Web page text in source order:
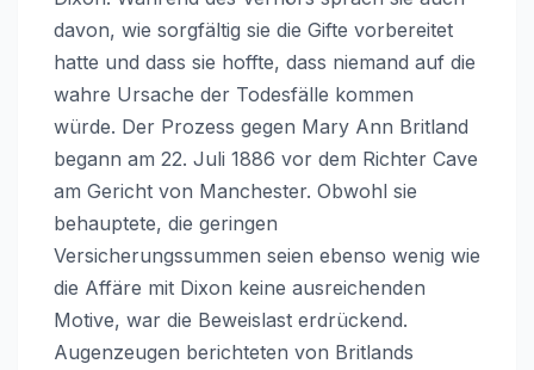
davon, wie sorgfältig sie die Gifte vorbereitet
hatte und dass sie hoffte, dass niemand auf die
wahre Ursache der Todesfälle kommen
würde. Der Prozess gegen Mary Ann Britland
begann am 22. Juli 1886 vor dem Richter Cave
am Gericht von Manchester. Obwohl sie
behauptete, die geringen
Versicherungssummen seien ebenso wenig wie
die Affäre mit Dixon keine ausreichenden
Motive, war die Beweislast erdrückend.
Augenzeugen berichteten von Britlands